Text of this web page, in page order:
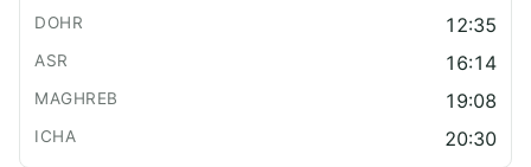
12:35
16:14
19:08
20:30